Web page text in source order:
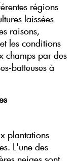
régions
laissées
raisons,
les conditions
champs par des
batteuses à
plantations
L'une des